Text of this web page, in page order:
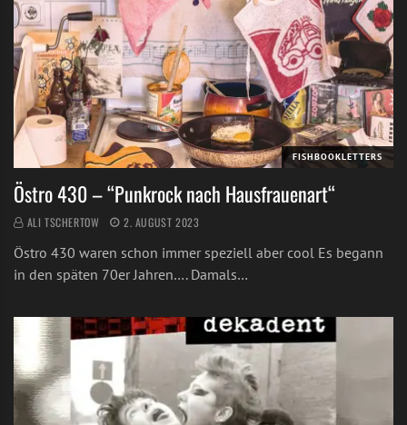
FISHBOOKLETTERS
Östro 430 – “Punkrock nach Hausfrauenart“
ALI TSCHERTOW 2. AUGUST 2023
Östro 430 waren schon immer speziell aber cool Es begann
in den späten 70er Jahren…. Damals…